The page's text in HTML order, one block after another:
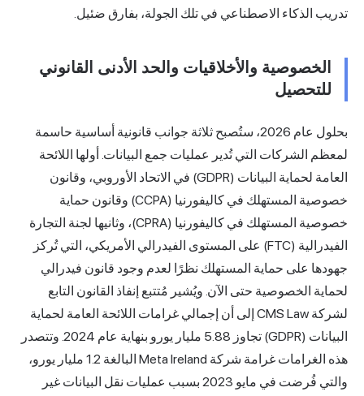
تدريب الذكاء الاصطناعي في تلك الجولة، بفارق ضئيل.
الخصوصية والأخلاقيات والحد الأدنى القانوني
للتحصيل
بحلول عام 2026، ستُصبح ثلاثة جوانب قانونية أساسية حاسمة
لمعظم الشركات التي تُدير عمليات جمع البيانات. أولها اللائحة
العامة لحماية البيانات (GDPR) في الاتحاد الأوروبي، وقانون
خصوصية المستهلك في كاليفورنيا (CCPA) وقانون حماية
خصوصية المستهلك في كاليفورنيا (CPRA)، وثانيها لجنة التجارة
الفيدرالية (FTC) على المستوى الفيدرالي الأمريكي، التي تُركز
جهودها على حماية المستهلك نظرًا لعدم وجود قانون فيدرالي
لحماية الخصوصية حتى الآن. ويُشير مُتتبع إنفاذ القانون التابع
لشركة CMS Law إلى أن إجمالي غرامات اللائحة العامة لحماية
البيانات (GDPR) تجاوز 5.88 مليار يورو بنهاية عام 2024. وتتصدر
هذه الغرامات غرامة شركة Meta Ireland البالغة 1.2 مليار يورو،
والتي فُرضت في مايو 2023 بسبب عمليات نقل البيانات غير